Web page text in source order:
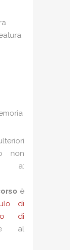
non
a:
è
di
di
al